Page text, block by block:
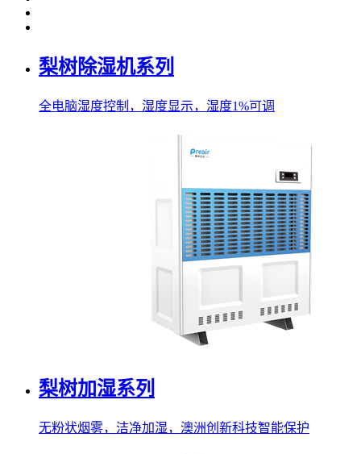
梨树除湿机系列
全电脑湿度控制，湿度显示，湿度1%可调
梨树加湿系列
无粉状烟雾，洁净加湿，澳洲创新科技智能保护